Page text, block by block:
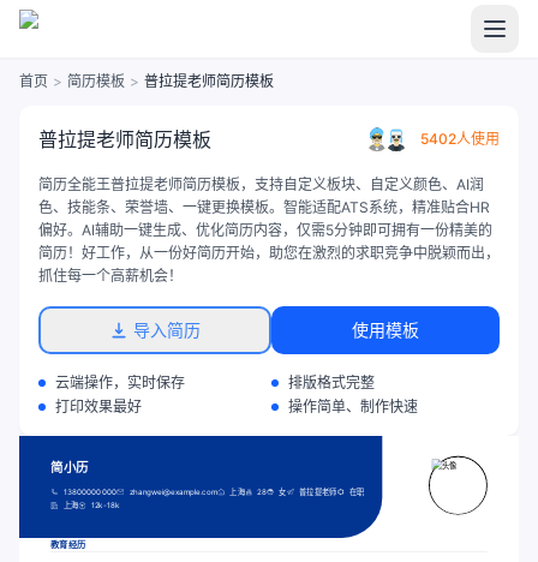
首页 > 简历模板 > 普拉提老师简历模板
普拉提老师简历模板 5402人使用
简历全能王普拉提老师简历模板，支持自定义板块、自定义颜色、AI润
色、技能条、荣誉墙、一键更换模板。智能适配ATS系统，精准贴合HR
偏好。AI辅助一键生成、优化简历内容，仅需5分钟即可拥有一份精美的
简历！好工作，从一份好简历开始，助您在激烈的求职竞争中脱颖而出，
抓住每一个高薪机会！
导入简历 使用模板
云端操作，实时保存
排版格式完整
打印效果最好
操作简单、制作快速
简小历
13800000000 zhangwei@example.com 上海 28 女 普拉提老师
在职
上海
12k-18k
教育经历